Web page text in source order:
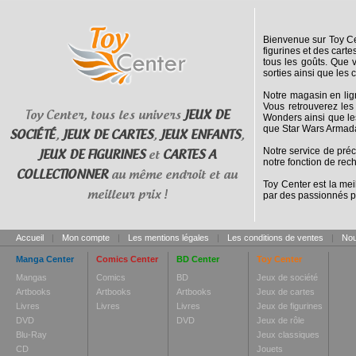
Toy Center, tous les univers JEUX DE
SOCIÉTÉ, JEUX DE CARTES, JEUX ENFANTS,
JEUX DE FIGURINESet CARTES A
COLLECTIONNERau même endroit et au
meilleur prix !
Bienvenue sur Toy
figurines et des
tous les goûts. Que
sorties ainsi que les
Notre magasin en
Vous retrouverez
Wonders ainsi que
que Star Wars
Notre service de
notre fonction de
Toy Center est la
par des passionnés
Accueil | Mon compte | Les mentions légales | Les conditions de ventes |
Manga Center
Mangas
Artbooks
Livres
DVD
Blu-Ray
CD
Comics Center
Comics
Artbooks
Livres
BD Center
BD
Artbooks
Livres
DVD
Toy Center
Jeux de société
Jeux de cartes
Jeux de figurines
Jeux de rôle
Jeux classiques
Jouets